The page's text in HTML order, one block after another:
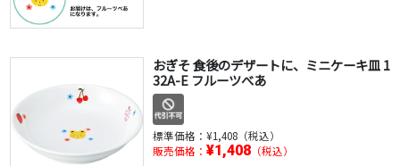
おぎそ 食後のデザートに、ミニケーキ皿 1
32A-E フルーツべあ
標準価格： ¥1,408（税込）
販売価格： ¥1,408（税込）